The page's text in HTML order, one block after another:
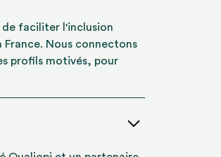
de faciliter l'inclusion
France. Nous connectons
profils motivés, pour